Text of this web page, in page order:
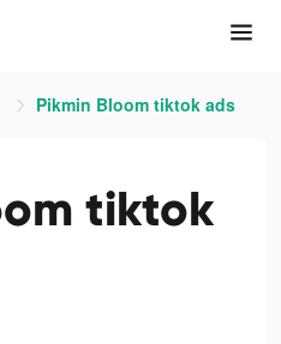
Pikmin Bloom tiktok ads
tiktok